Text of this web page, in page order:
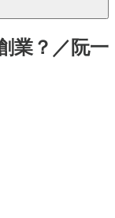
業？／阮一